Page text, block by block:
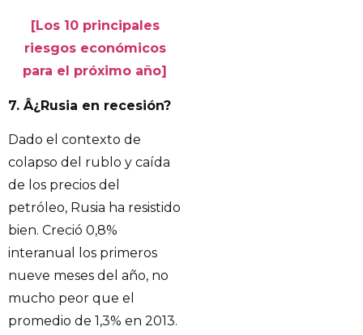
[Los 10 principales
riesgos económicos
para el próximo año]
7. Â¿Rusia en recesión?
Dado el contexto de
colapso del rublo y caída
de los precios del
petróleo, Rusia ha resistido
bien. Creció 0,8%
interanual los primeros
nueve meses del año, no
mucho peor que el
promedio de 1,3% en 2013.